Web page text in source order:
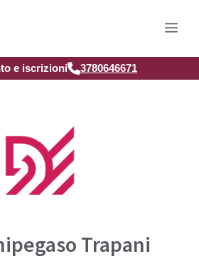
e iscrizioni 3780646671
Trapani